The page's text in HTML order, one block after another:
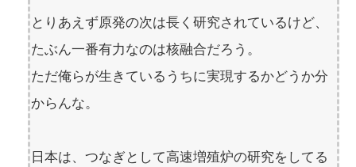
とりあえず原発の次は長く研究されているけど、
たぶん一番有力なのは核融合だろう。
ただ俺らが生きているうちに実現するかどうか分
からんな。
日本は、つなぎとして高速増殖炉の研究をしてる